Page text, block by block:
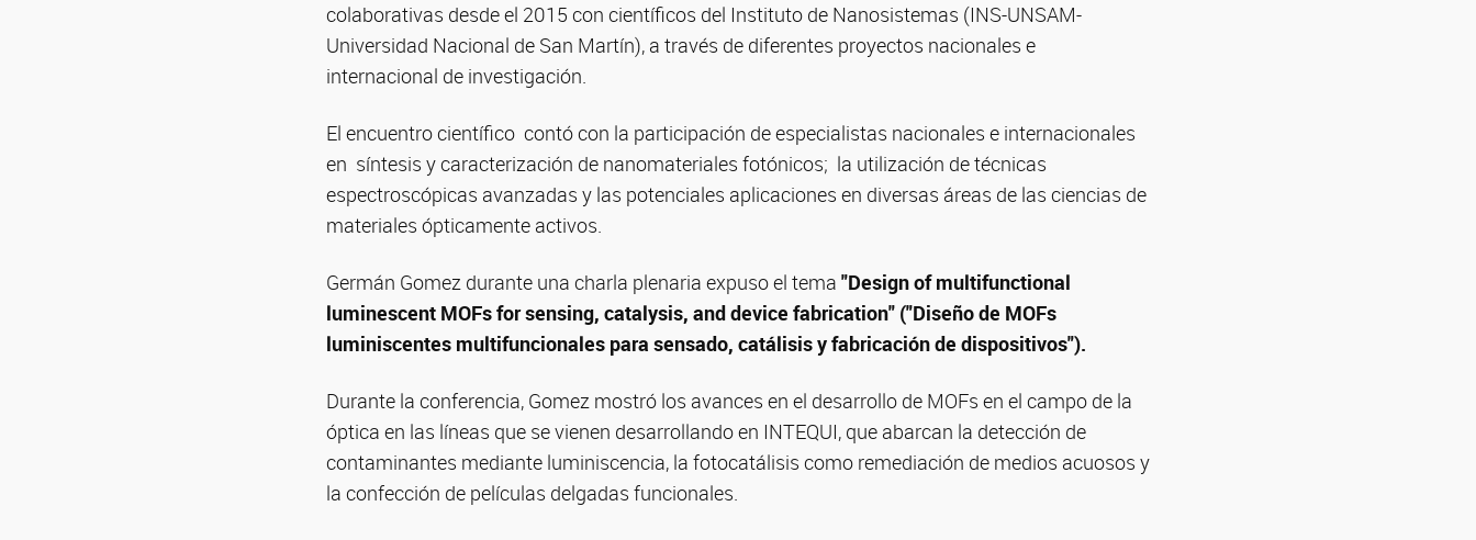
colaborativas desde el 2015 con científicos del Instituto de Nanosistemas (INS-UNSAM-
Universidad Nacional de San Martín), a través de diferentes proyectos nacionales e
internacional de investigación.
El encuentro científico contó con la participación de especialistas nacionales e internacionales
en síntesis y caracterización de nanomateriales fotónicos; la utilización de técnicas
espectroscópicas avanzadas y las potenciales aplicaciones en diversas áreas de las ciencias de
materiales ópticamente activos.
Germán Gomez durante una charla plenaria expuso el tema "Design of multifunctional
luminescent MOFs for sensing, catalysis, and device fabrication" ("Diseño de MOFs
luminiscentes multifuncionales para sensado, catálisis y fabricación de dispositivos").
Durante la conferencia, Gomez mostró los avances en el desarrollo de MOFs en el campo de la
óptica en las líneas que se vienen desarrollando en INTEQUI, que abarcan la detección de
contaminantes mediante luminiscencia, la fotocatálisis como remediación de medios acuosos y
la confección de películas delgadas funcionales.